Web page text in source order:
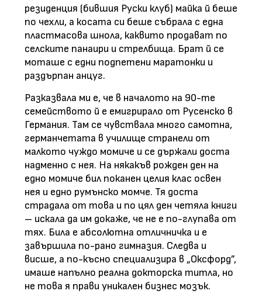
резиденция (бившия Руски клуб) майка й беше
по чехли, а косата си беше събрала с една
пластмасова шнола, каквито продават по
селските панаири и стрелбища. Брат й се
моташе с едни подпетени маратонки и
раздърпан анцуг.
Разказвала ми е, че в началото на 90-те
семейството й е емигрирало от Русенско в
Германия. Там се чувствала много самотна,
германчетата в училище странели от
малкото чуждо момиче и се държали доста
надменно с нея. На някакъв рожден ден на
едно момиче бил поканен целия клас освен
нея и едно румънско момче. Тя доста
страдала от това и по цял ден четяла книги
– искала да им докаже, че не е по-глупава от
тях. Била е абсолютна отличничка и е
завършила по-рано гимназия. Следва и
висше, а по-късно специализира в „Оксфорд”,
имаше напълно реална докторска титла, но
не това я прави уникален бизнес мозък.